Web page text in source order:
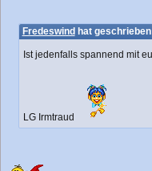
Fredeswindhat
Ist jedenfalls spannend mit
LG Irmtraud